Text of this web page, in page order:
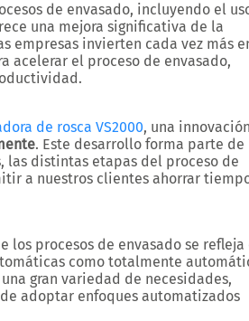
de envasado, incluyendo el
una mejora significativa de la
empresas invierten cada vez más
acelerar el proceso de envasado,
de rosca VS2000, una innovación
. Este desarrollo forma parte de
las distintas etapas del proceso de
a nuestros clientes ahorrar
procesos de envasado se refleja
como totalmente
gran variedad de necesidades,
adoptar enfoques automatizados